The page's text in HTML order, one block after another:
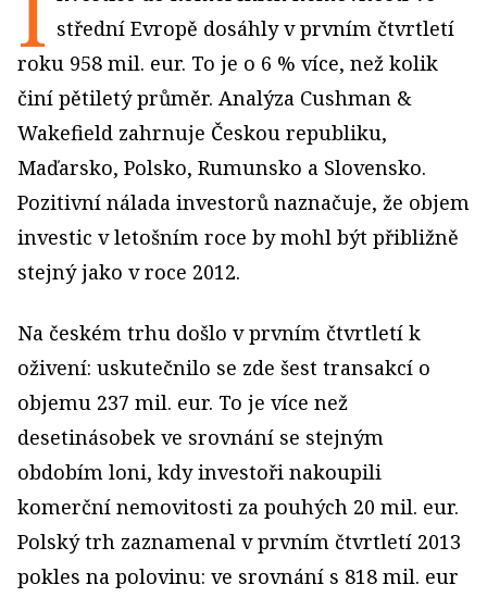
střední Evropě dosáhly v prvním čtvrtletí
roku 958 mil. eur. To je o 6 % více, než kolik
činí pětiletý průměr. Analýza Cushman &
Wakefield zahrnuje Českou republiku,
Maďarsko, Polsko, Rumunsko a Slovensko.
Pozitivní nálada investorů naznačuje, že objem
investic v letošním roce by mohl být přibližně
stejný jako v roce 2012.
Na českém trhu došlo v prvním čtvrtletí k
oživení: uskutečnilo se zde šest transakcí o
objemu 237 mil. eur. To je více než
desetinásobek ve srovnání se stejným
obdobím loni, kdy investoři nakoupili
komerční nemovitosti za pouhých 20 mil. eur.
Polský trh zaznamenal v prvním čtvrtletí 2013
pokles na polovinu: ve srovnání s 818 mil. eur